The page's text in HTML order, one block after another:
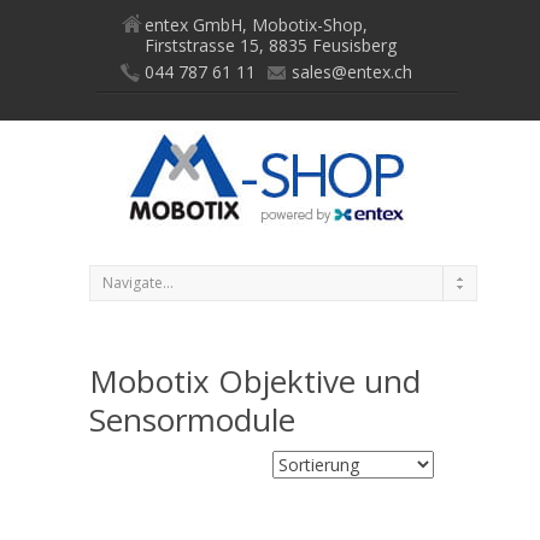
entex GmbH, Mobotix-Shop,
Firststrasse 15, 8835 Feusisberg
044 787 61 11
sales@entex.ch
Mobotix Objektive und
Sensormodule